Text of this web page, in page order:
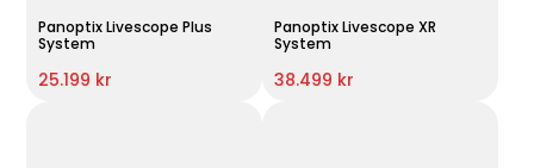
Panoptix Livescope Plus
System
25.199 kr
Panoptix Livescope XR
System
38.499 kr